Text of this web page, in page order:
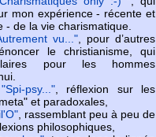
mon expérience - récente et
- de la vie charismatique.
vu..." , pour d’autres
le christianisme, qui
pour les hommes
"Spi-psy..." , réflexion sur les
et paradoxales,
, rassemblant peu à peu de
philosophiques,